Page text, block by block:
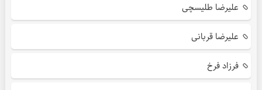
علیرضا طلیسچی
علیرضا قربانی
فرزاد فرخ